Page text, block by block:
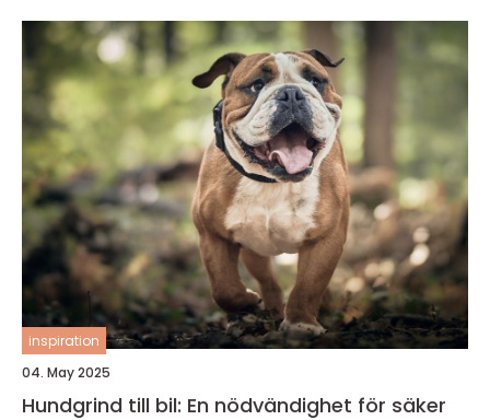
inspiration
04. May 2025
Hundgrind till bil: En nödvändighet för säker